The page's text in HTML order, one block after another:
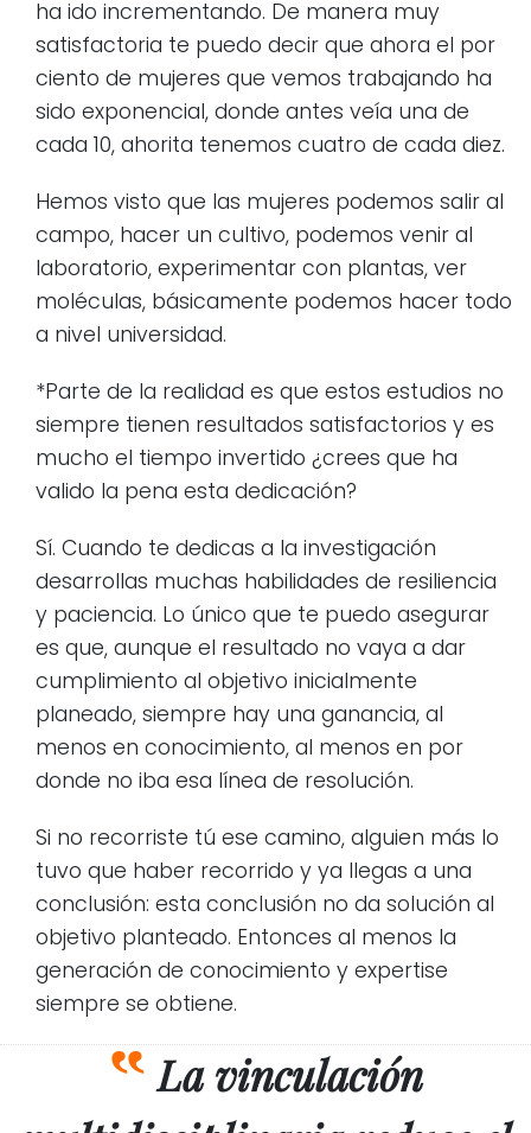
ha ido incrementando. De manera muy
satisfactoria te puedo decir que ahora el por
ciento de mujeres que vemos trabajando ha
sido exponencial, donde antes veía una de
cada 10, ahorita tenemos cuatro de cada diez.
Hemos visto que las mujeres podemos salir al
campo, hacer un cultivo, podemos venir al
laboratorio, experimentar con plantas, ver
moléculas, básicamente podemos hacer todo
a nivel universidad.
*Parte de la realidad es que estos estudios no
siempre tienen resultados satisfactorios y es
mucho el tiempo invertido ¿crees que ha
valido la pena esta dedicación?
Sí. Cuando te dedicas a la investigación
desarrollas muchas habilidades de resiliencia
y paciencia. Lo único que te puedo asegurar
es que, aunque el resultado no vaya a dar
cumplimiento al objetivo inicialmente
planeado, siempre hay una ganancia, al
menos en conocimiento, al menos en por
donde no iba esa línea de resolución.
Si no recorriste tú ese camino, alguien más lo
tuvo que haber recorrido y ya llegas a una
conclusión: esta conclusión no da solución al
objetivo planteado. Entonces al menos la
generación de conocimiento y expertise
siempre se obtiene.
La vinculación